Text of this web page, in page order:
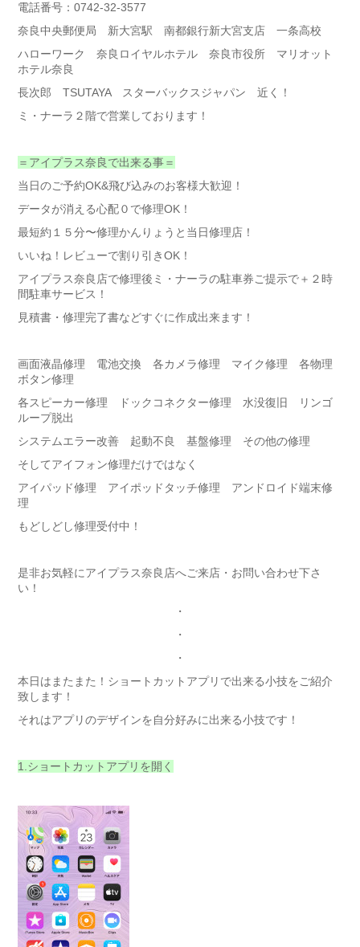
電話番号：0742-32-3577
奈良中央郵便局 新大宮駅 南都銀行新大宮支店 一条高校
ハローワーク 奈良ロイヤルホテル 奈良市役所 マリオット
ホテル奈良
長次郎 TSUTAYA スターバックスジャパン 近く！
ミ・ナーラ２階で営業しております！
＝アイプラス奈良で出来る事＝
当日のご予約OK&飛び込みのお客様大歓迎！
データが消える心配０で修理OK！
最短約１５分〜修理かんりょうと当日修理店！
いいね！レビューで割り引きOK！
アイプラス奈良店で修理後ミ・ナーラの駐車券ご提示で＋２時
間駐車サービス！
見積書・修理完了書などすぐに作成出来ます！
画面液晶修理 電池交換 各カメラ修理 マイク修理 各物理
ボタン修理
各スピーカー修理 ドックコネクター修理 水没復旧 リンゴ
ループ脱出
システムエラー改善 起動不良 基盤修理 その他の修理
そしてアイフォン修理だけではなく
アイパッド修理 アイポッドタッチ修理 アンドロイド端末修
理
もどしどし修理受付中！
是非お気軽にアイプラス奈良店へご来店・お問い合わせ下さ
い！
・
・
・
本日はまたまた！ショートカットアプリで出来る小技をご紹介
致します！
それはアプリのデザインを自分好みに出来る小技です！
1.ショートカットアプリを開く